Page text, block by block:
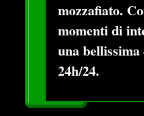
mozzafiato.
momenti di
una
24h/24.